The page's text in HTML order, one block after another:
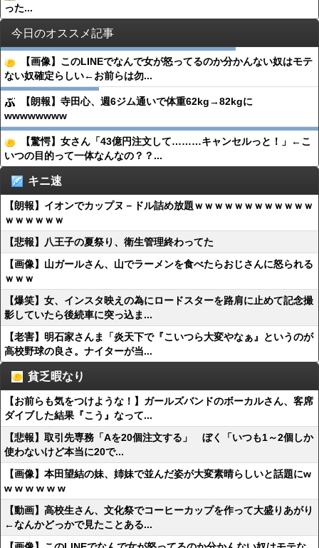
った...
今日のオススメ記事
【画像】このLINEでなんで女が怒ってるのか分かんない奴はモテ
ない奴確定らしい←お前らは勿...
【朗報】寺田心、週6ジム通いで体重62kg→82kgに
wwwwwwww
【驚愕】女さん「43億円注文して………キャンセルっと！」←こ
いつの目的って一体なんなの？？...
キニ速
【朗報】イオンでカップヌ－ドル詰め放題ｗｗｗｗｗｗｗｗｗｗｗｗ
ｗｗｗｗｗｗ
【悲報】八王子の夏祭り、衛生管理終わってた
【画像】山ガールさん、山でラーメンを食べたらおじさんに怒られる
ｗｗｗ
【爆笑】女、インスタ映えの為にロードスターを路肩に止めて記念撮
影していたら後続車に突っ込ま...
【老害】明石家さんま「炎天下で『こいつら大変やなぁ』というのが
高校野球の良さ。ナイターが当...
貧乏暇なり
【お前らも気をつけような！】ガールズバンドのボーカルさん、客席
ダイブした結果『こう』なって...
【悲報】取引先専務「Aを20個注文する」 ぼく「いつも1～2個しか
使わないけど本当に20で...
【画像】本田望結の妹、姉妹で並んだ姿が大変素晴らしいと話題にw
w w w w w w
【動画】高校生さん、文化祭でコーヒーカップを作って大盛りあがり
←なんかどっかで見たことある...